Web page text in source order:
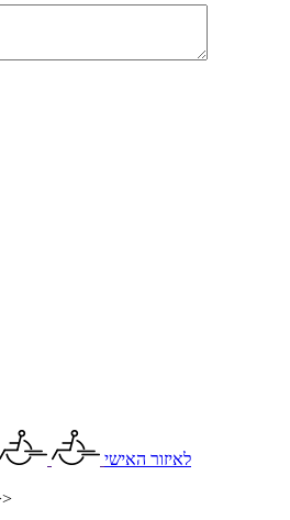
לאיזור האישי